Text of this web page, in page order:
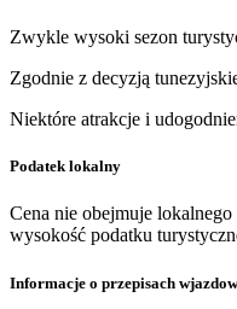
Zwykle wysoki sezon
Zgodnie z decyzją
Niektóre atrakcje i
Podatek lokalny
Cena nie obejmuje
wysokość podatku
Informacje o przepisach